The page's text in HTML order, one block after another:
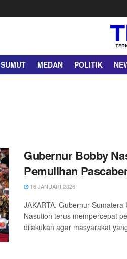
SUMUT MEDAN POLITIK
Gubernur Bobby
Pemulihan
16 JANUARI 2026
JAKARTA. Gubernur
Nasution terus mempercepat
dilakukan agar masyarakat